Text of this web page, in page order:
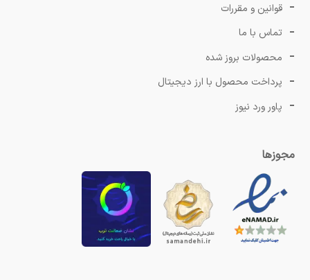
قوانین و مقررات
تماس با ما
محصولات بروز شده
پرداخت محصول با ارز دیجیتال
پاور ورد نیوز
مجوزها